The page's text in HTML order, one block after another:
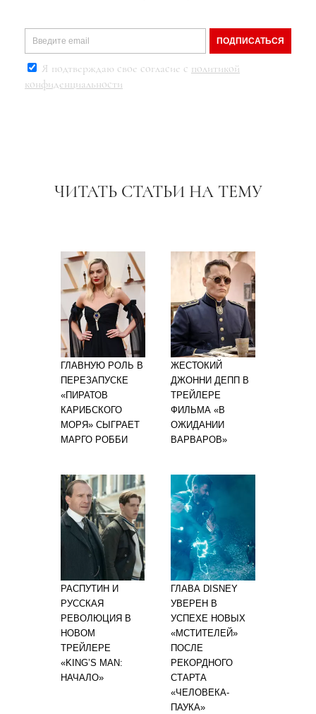
ПОДПИСАТЬСЯ
Я подтверждаю свое согласие с политикой
конфиденциальности
ЧИТАТЬ СТАТЬИ НА ТЕМУ
ГЛАВНУЮ РОЛЬ В
ПЕРЕЗАПУСКЕ
«ПИРАТОВ
КАРИБСКОГО
МОРЯ» СЫГРАЕТ
МАРГО РОББИ
ЖЕСТОКИЙ
ДЖОННИ ДЕПП В
ТРЕЙЛЕРЕ
ФИЛЬМА «В
ОЖИДАНИИ
ВАРВАРОВ»
РАСПУТИН И
РУССКАЯ
РЕВОЛЮЦИЯ В
НОВОМ
ТРЕЙЛЕРЕ
«KING’S MAN:
НАЧАЛО»
ГЛАВА DISNEY
УВЕРЕН В
УСПЕХЕ НОВЫХ
«МСТИТЕЛЕЙ»
ПОСЛЕ
РЕКОРДНОГО
СТАРТА
«ЧЕЛОВЕКА-
ПАУКА»